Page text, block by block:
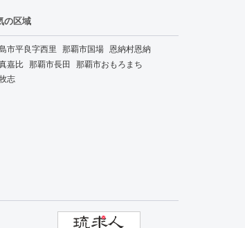
の区域
市平良字西里 那覇市国場 恩納村恩納
嘉比 那覇市長田 那覇市おもろまち
志